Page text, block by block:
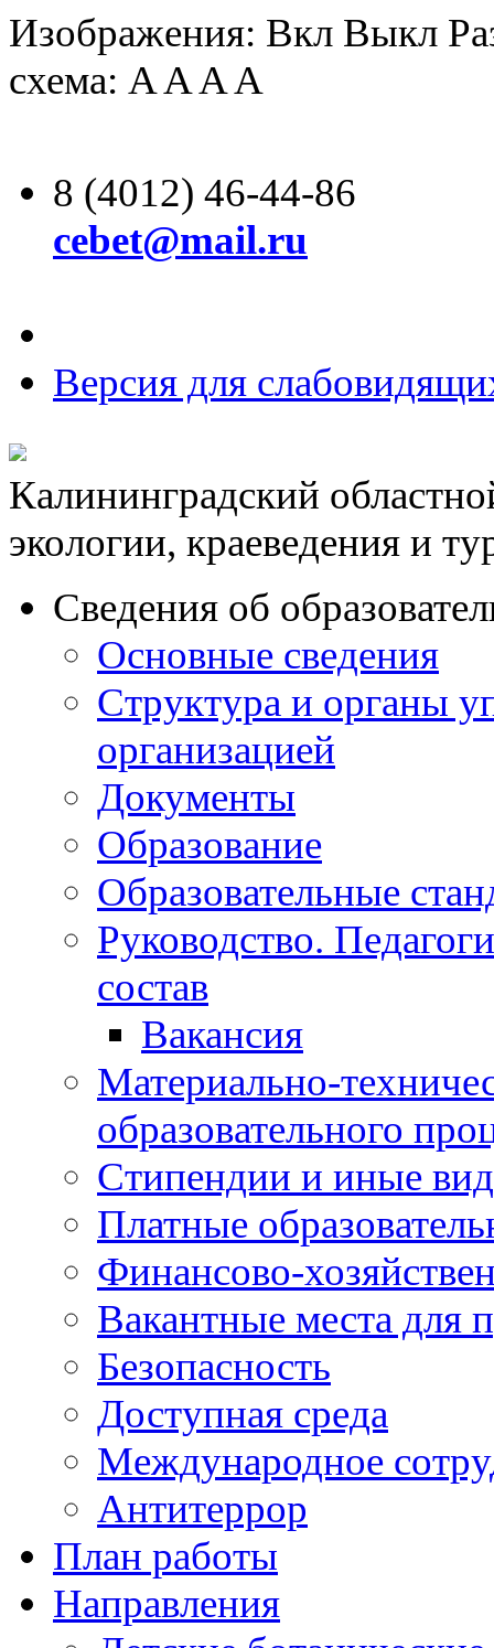
Изображения: Вкл Выкл
схема: AAAA
8 (4012) 46-44-86
cebet@mail.ru
Версия для
Калининградский
экологии, краеведения и
Сведения об
Основные сведения
Структура и органы
организацией
Документы
Образование
Образовательные
Руководство.
состав
Вакансия
Материально-
образовательного
Стипендии и иные
Платные
Финансово-
Вакантные места для
Безопасность
Доступная среда
Международное
Антитеррор
План работы
Направления